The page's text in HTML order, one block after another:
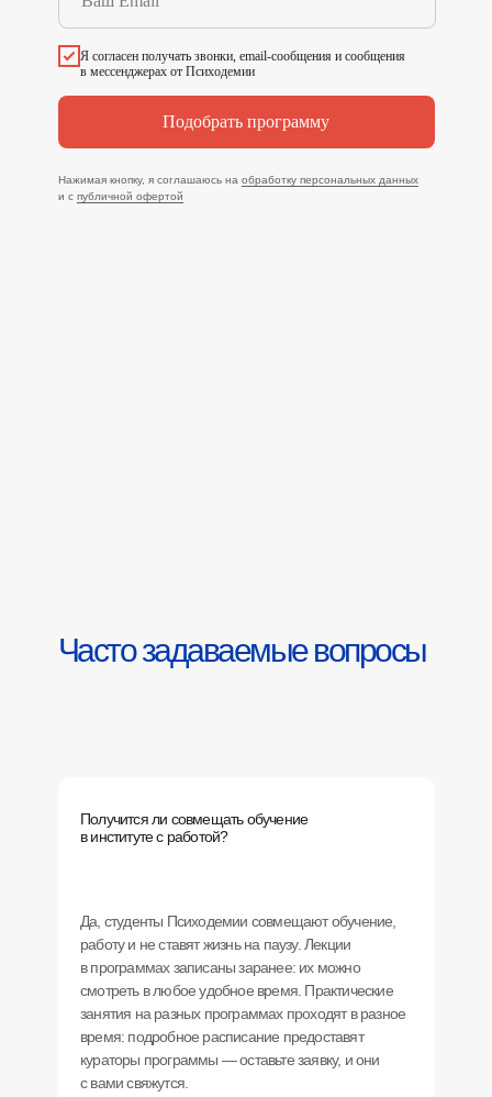
Я согласен получать звонки, email-сообщения и сообщения
в мессенджерах от Психодемии
Подобрать программу
Нажимая кнопку, я соглашаюсь на обработку персональных данных
и с публичной офертой
Часто задаваемые вопросы
Получится ли совмещать обучение
в институте с работой?
Да, студенты Психодемии совмещают обучение,
работу и не ставят жизнь на паузу. Лекции
в программах записаны заранее: их можно
смотреть в любое удобное время. Практические
занятия на разных программах проходят в разное
время: подробное расписание предоставят
кураторы программы — оставьте заявку, и они
с вами свяжутся.